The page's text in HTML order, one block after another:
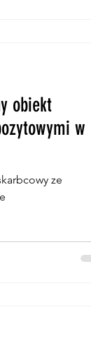
obiekt
w
ze